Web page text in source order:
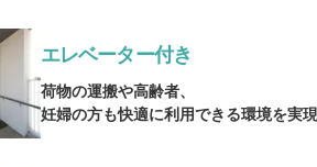
エレベーター付き
荷物の運搬や高齢者、
妊婦の方も快適に利用できる環境を実現